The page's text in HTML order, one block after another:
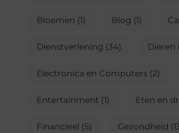
Bloemen (1) Blog (1)
Dienstverlening (34) Dieren
Electronica en Computers(2)
Entertainment (1) Eten en
Financieel (5) Gezondheid